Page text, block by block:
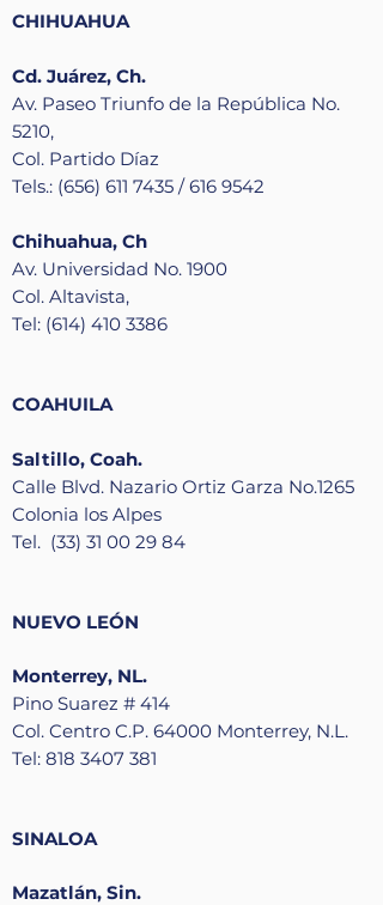
CHIHUAHUA
Cd. Juárez, Ch.
Av. Paseo Triunfo de la República No.
5210,
Col. Partido Díaz
Tels.: (656) 611 7435 / 616 9542
Chihuahua, Ch
Av. Universidad No. 1900
Col. Altavista,
Tel: (614) 410 3386
COAHUILA
Saltillo, Coah.
Calle Blvd. Nazario Ortiz Garza No.1265
Colonia los Alpes
Tel. (33) 31 00 29 84
NUEVO LEÓN
Monterrey, NL.
Pino Suarez # 414
Col. Centro C.P. 64000 Monterrey, N.L.
Tel: 818 3407 381
SINALOA
Mazatlán, Sin.